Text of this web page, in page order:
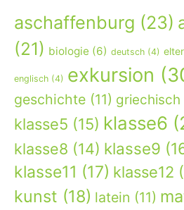
aschaffenburg (23)
(21) biologie (6) deutsch (4)
englisch (4) exkursion
geschichte (11) griechisch
klasse5 (15) klasse6
klasse8 (14) klasse9
klasse11 (17) klasse12
kunst (18) latein (11)